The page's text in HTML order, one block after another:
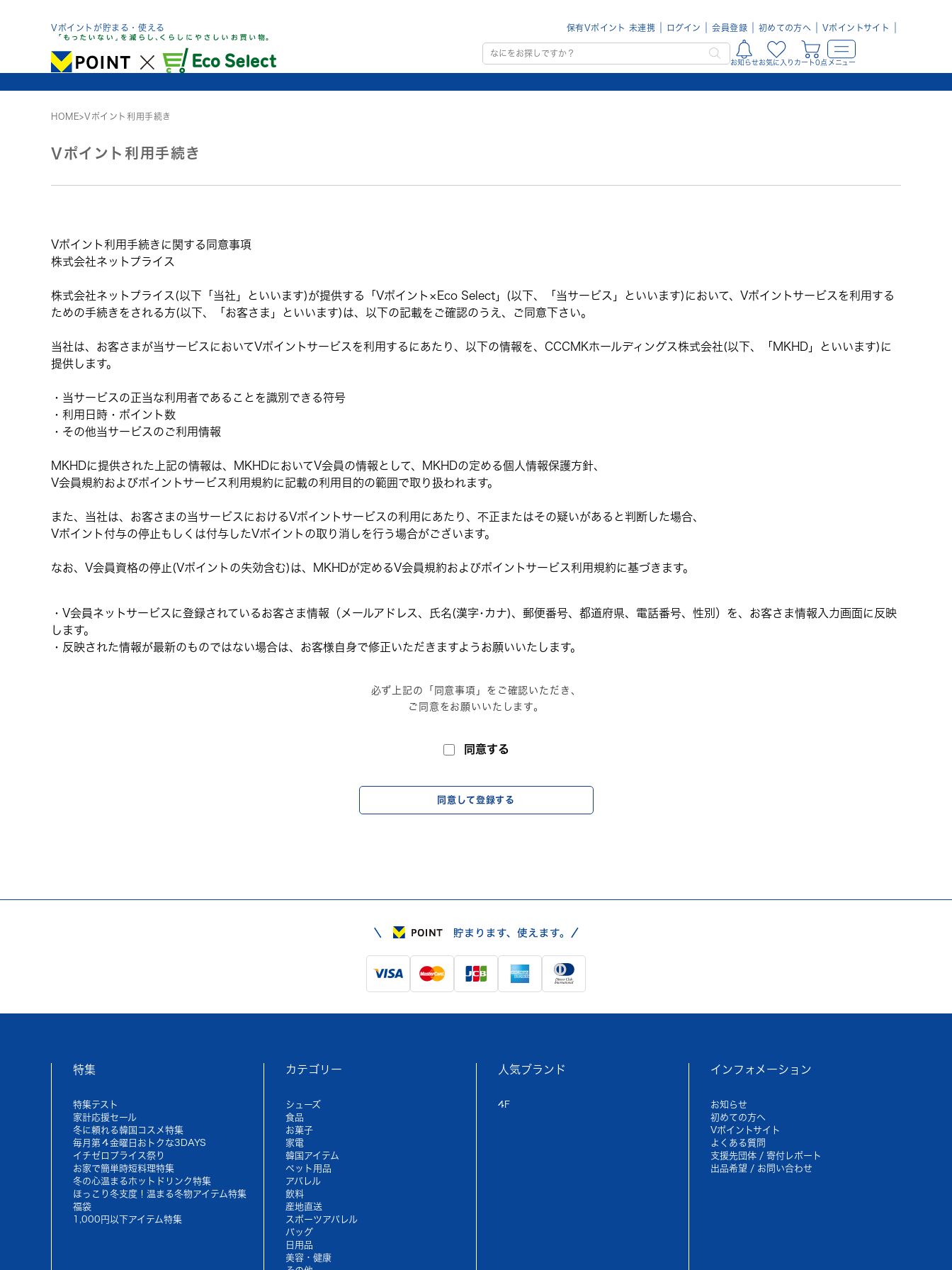
Vポイントが貯まる・使える 保有Vポイント 未連携 ログイン 会員登録 初めての方へ Vポイントサイト
お知らせお気に入り カート0点 メニュー
HOME>Vポイント利用手続き
Vポイント利用手続き
Vポイント利用手続きに関する同意事項
株式会社ネットプライス
株式会社ネットプライス(以下「当社」といいます)が提供する「Vポイント×Eco Select」(以下、「当サービス」といいます)において、Vポイントサービスを利用する
ための手続きをされる方(以下、「お客さま」といいます)は、以下の記載をご確認のうえ、ご同意下さい。
当社は、お客さまが当サービスにおいてVポイントサービスを利用するにあたり、以下の情報を、CCCMKホールディングス株式会社(以下、「MKHD」といいます)に
提供します。
・当サービスの正当な利用者であることを識別できる符号
・利用日時・ポイント数
・その他当サービスのご利用情報
MKHDに提供された上記の情報は、MKHDにおいてV会員の情報として、MKHDの定める個人情報保護方針、
V会員規約およびポイントサービス利用規約に記載の利用目的の範囲で取り扱われます。
また、当社は、お客さまの当サービスにおけるVポイントサービスの利用にあたり、不正またはその疑いがあると判断した場合、
Vポイント付与の停止もしくは付与したVポイントの取り消しを行う場合がございます。
なお、V会員資格の停止(Vポイントの失効含む)は、MKHDが定めるV会員規約およびポイントサービス利用規約に基づきます。
・V会員ネットサービスに登録されているお客さま情報（メールアドレス、氏名(漢字･カナ)、郵便番号、都道府県、電話番号、性別）を、お客さま情報入力画面に反映
します。
・反映された情報が最新のものではない場合は、お客様自身で修正いただきますようお願いいたします。
必ず上記の「同意事項」をご確認いただき、
ご同意をお願いいたします。
同意する
特集
特集テスト
家計応援セール
冬に頼れる韓国コスメ特集
毎月第４金曜日おトクな3DAYS
イチゼロプライス祭り
お家で簡単時短料理特集
冬の心温まるホットドリンク特集
ほっこり冬支度！温まる冬物アイテム特集
福袋
1,000円以下アイテム特集
カテゴリー
シューズ
食品
お菓子
家電
韓国アイテム
ペット用品
アパレル
飲料
産地直送
スポーツアパレル
バッグ
日用品
美容・健康
人気ブランド
4F
インフォメーション
お知らせ
初めての方へ
Vポイントサイト
よくある質問
支援先団体 / 寄付レポート
出品希望 / お問い合わせ